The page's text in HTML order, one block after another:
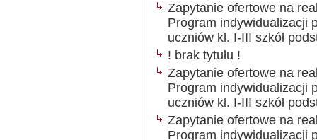
Zapytanie ofertowe na
Program indywidualizacji
uczniów kl. I-III szkół
! brak tytułu !
Zapytanie ofertowe na
Program indywidualizacji
uczniów kl. I-III szkół
Zapytanie ofertowe na
Program indywidualizacji